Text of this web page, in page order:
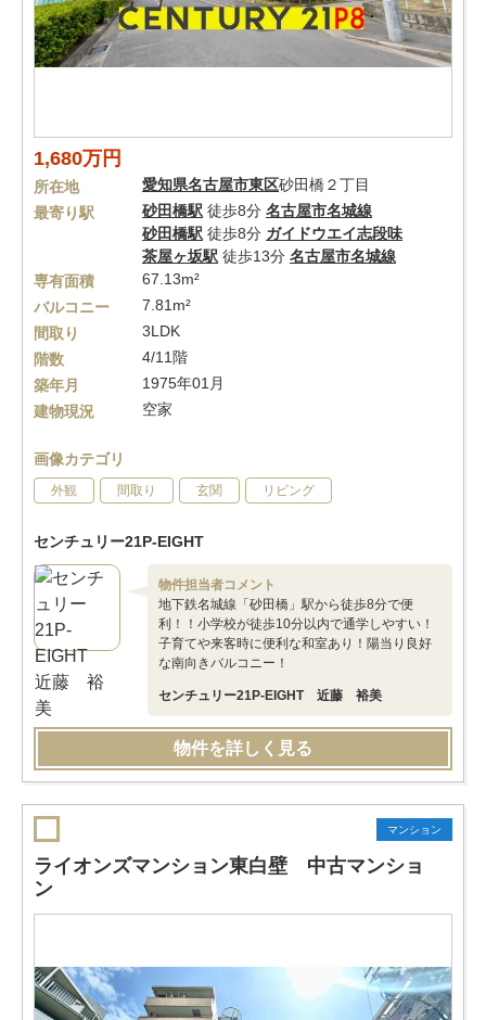
1,680万円
所在地 愛知県名古屋市東区砂田橋２丁目
最寄り駅
砂田橋駅 徒歩8分 名古屋市名城線
砂田橋駅 徒歩8分 ガイドウエイ志段味
茶屋ヶ坂駅 徒歩13分 名古屋市名城線
専有面積
67.13m²
バルコニー
7.81m²
間取り
3LDK
階数
4/11階
築年月
1975年01月
建物現況
空家
画像カテゴリ
外観 間取り 玄関 リビング
センチュリー21P-EIGHT
物件担当者コメント
地下鉄名城線「砂田橋」駅から徒歩8分で便
利！！小学校が徒歩10分以内で通学しやすい！
子育てや来客時に便利な和室あり！陽当り良好
な南向きバルコニー！
センチュリー21P-EIGHT 近藤 裕美
物件を詳しく見る
マンション
ライオンズマンション東白壁 中古マンショ
ン